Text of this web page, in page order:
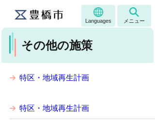
Languages メニュー
その他の施策
特区・地域再生計画
特区・地域再生計画